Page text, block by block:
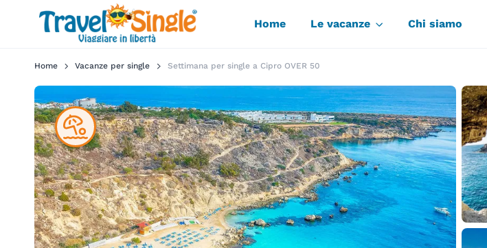
Home Le vacanze Chi siamo
Home Vacanze per single Settimana per single a Cipro OVER 50